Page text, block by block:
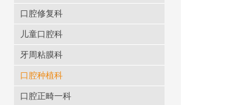
口腔修复科
儿童口腔科
牙周粘膜科
口腔种植科
口腔正畸一科